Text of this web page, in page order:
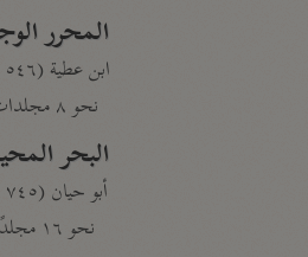
المحرر
ابن عطية (٥٤٦ هـ)
نحو ٨ مجلدات
البحر
أبو حيان (٧٤٥ هـ)
نحو ١٦ مجلدًا